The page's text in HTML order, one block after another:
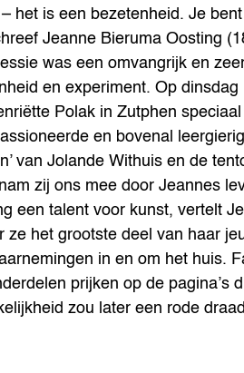
het is een bezetenheid. Je
Jeanne Bieruma Oosting
was een omvangrijk en
en experiment. Op
Polak in Zutphen
en bovenal
van Jolande Withuis en de
zij ons mee door Jeannes
een talent voor kunst, vertelt
het grootste deel van haar
in en om het huis.
prijken op de pagina’s
zou later een rode